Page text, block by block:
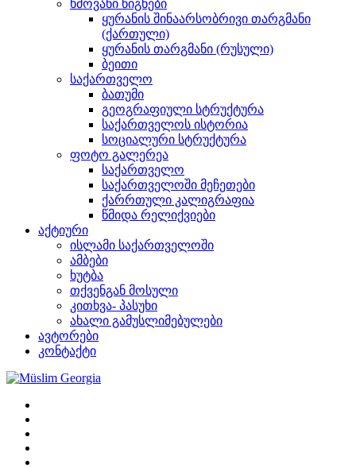
ხმოვანი წიგნები
ყურანის შინაარსობრივი თარგმანი
(ქართული)
ყურანის თარგმანი (რუსული)
ბეითი
საქართველო
ბათუმი
გეოგრაფიული სტრუქტურა
საქართველოს ისტორია
სოციალური სტრუქტურა
ფოტო გალერეა
საქართველო
საქართველოში მეჩეთები
ქარრთული კალიგრაფია
წმიდა რელიქვიები
აქტიური
ისლამი საქართველოში
ამბები
ხუტბა
თქვენგან მოსული
კითხვა- პასუხი
ახალი გამუსლიმებულები
ავტორები
კონტაქტი